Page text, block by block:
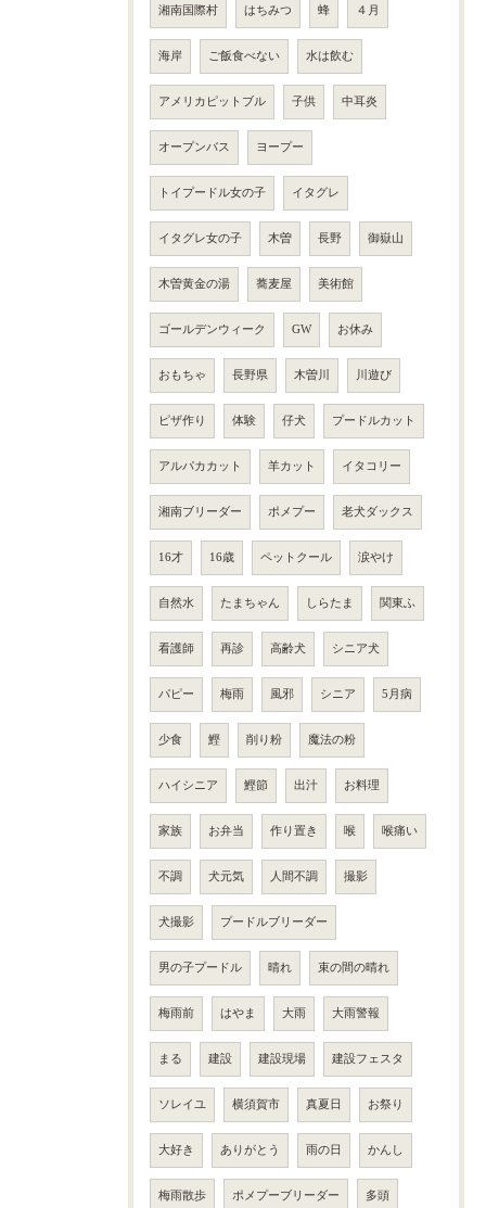
湘南国際村 はちみつ 蜂 ４月
海岸 ご飯食べない 水は飲む
アメリカピットブル 子供 中耳炎
オープンバス ヨープー
トイプードル女の子 イタグレ
イタグレ女の子 木曽 長野 御嶽山
木曽黄金の湯 蕎麦屋 美術館
ゴールデンウィーク GW お休み
おもちゃ 長野県 木曽川 川遊び
ピザ作り 体験 仔犬 プードルカット
アルパカカット 羊カット イタコリー
湘南ブリーダー ポメプー 老犬ダックス
16才 16歳 ペットクール 涙やけ
自然水 たまちゃん しらたま 関東ふ
看護師 再診 高齢犬 シニア犬
パピー 梅雨 風邪 シニア 5月病
少食 鰹 削り粉 魔法の粉
ハイシニア 鰹節 出汁 お料理
家族 お弁当 作り置き 喉 喉痛い
不調 犬元気 人間不調 撮影
犬撮影 プードルブリーダー
男の子プードル 晴れ 束の間の晴れ
梅雨前 はやま 大雨 大雨警報
まる 建設 建設現場 建設フェスタ
ソレイユ 横須賀市 真夏日 お祭り
大好き ありがとう 雨の日 かんし
梅雨散歩 ポメプーブリーダー 多頭